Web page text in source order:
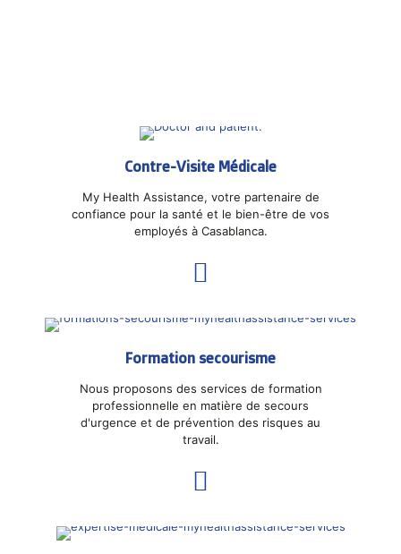
Contre-Visite Médicale
My Health Assistance, votre partenaire de
confiance pour la santé et le bien-être de vos
employés à Casablanca.
Formation secourisme
Nous proposons des services de formation
professionnelle en matière de secours
d'urgence et de prévention des risques au
travail.